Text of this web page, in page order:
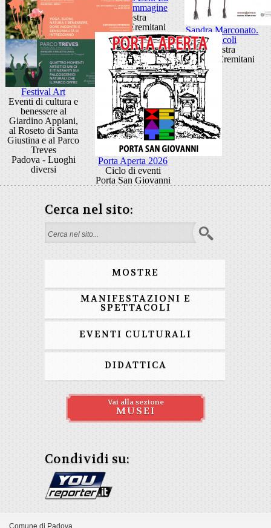
luce fa l'immagine
Mostra
Museo Eremitani
Sandra Marconato.
Oracoli
Mostra
Museo Eremitani
Festival Art
Eventi di cultura e
benessere al
Giardino Appiani,
al Roseto di Santa
Giustina e al Parco
Treves
Padova - Luoghi
diversi
Porta Aperta 2026
Ciclo di eventi
Porta San Giovanni
Cerca nel sito:
Form di ricerca
MOSTRE
MANIFESTAZIONI E
SPETTACOLI
EVENTI CULTURALI
DIDATTICA
Vai alla sezione
MUSEI
Condividi su:
Comune di Padova